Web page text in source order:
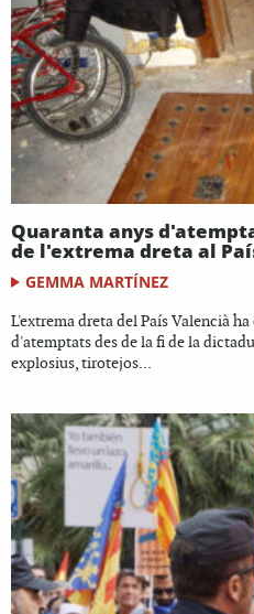
Quaranta anys
de l'extrema dreta al
GEMMA MARTÍNEZ
L'extrema dreta del País Valencià
d'atemptats des de la fi de la
explosius, tirotejos...